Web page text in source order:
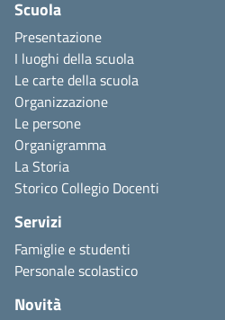
Scuola
Presentazione
I luoghi della scuola
Le carte della scuola
Organizzazione
Le persone
Organigramma
La Storia
Storico Collegio Docenti
Servizi
Famiglie e studenti
Personale scolastico
Novità